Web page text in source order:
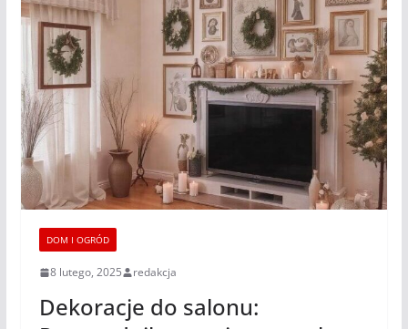
DOM I OGRÓD
8 lutego, 2025 redakcja
Dekoracje do salonu: